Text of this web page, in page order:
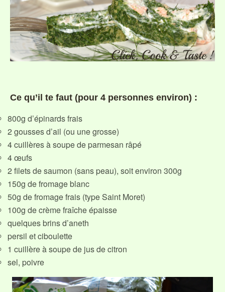
Ce qu’il te faut (pour 4 personnes environ) :
800g d’épinards frais
2 gousses d’ail (ou une grosse)
4 cuillères à soupe de parmesan râpé
4 œufs
2 filets de saumon (sans peau), soit environ 300g
150g de fromage blanc
50g de fromage frais (type Saint Moret)
100g de crème fraîche épaisse
quelques brins d’aneth
persil et ciboulette
1 cuillère à soupe de jus de citron
sel, poivre